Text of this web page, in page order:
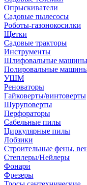
Опрыскиватели
Садовые пылесосы
Роботы-газонокосилки
Щетки
Садовые тракторы
Инструменты
Шлифовальные машины
Полировальные
УШМ
Реноваторы
Гайковерты/винтоверты
Шуруповерты
Перфораторы
Сабельные пилы
Циркулярные пилы
Лобзики
Строительные фены,
Степлеры/Нейлеры
Фонари
Фрезеры